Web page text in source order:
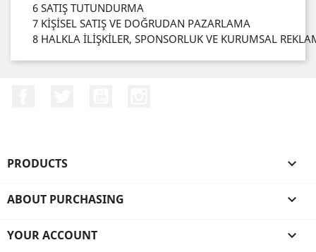
6 SATIŞ TUTUNDURMA
7 KİŞİSEL SATIŞ VE DOĞRUDAN PAZARLAMA
8 HALKLA İLİŞKİLER, SPONSORLUK VE KURUMSAL
PRODUCTS 
ABOUT PURCHASING 
YOUR ACCOUNT 